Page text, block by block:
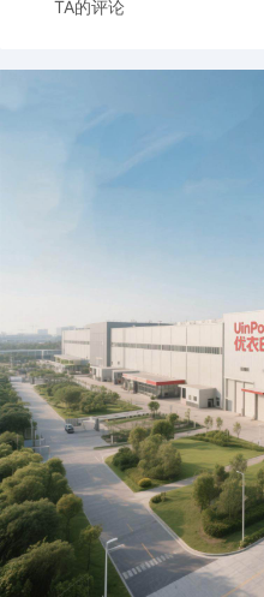
TA的评论